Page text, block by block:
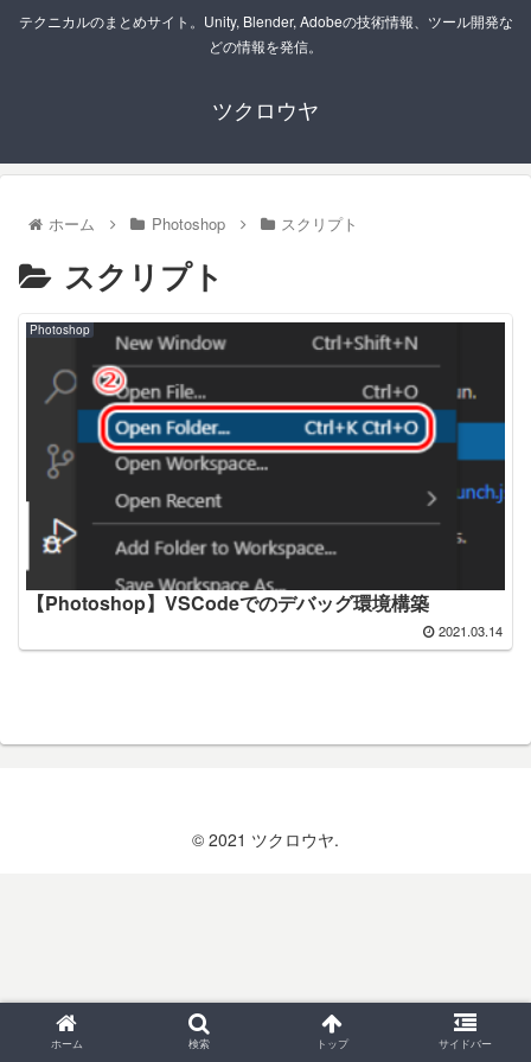
テクニカルのまとめサイト。Unity, Blender, Adobeの技術情報、ツール開発な
どの情報を発信。
ツクロウヤ
ホーム Photoshop スクリプト
スクリプト
Photoshop
【Photoshop】VSCodeでのデバッグ環境構築
2021.03.14
© 2021 ツクロウヤ.
ホーム 検索 トップ サイドバー